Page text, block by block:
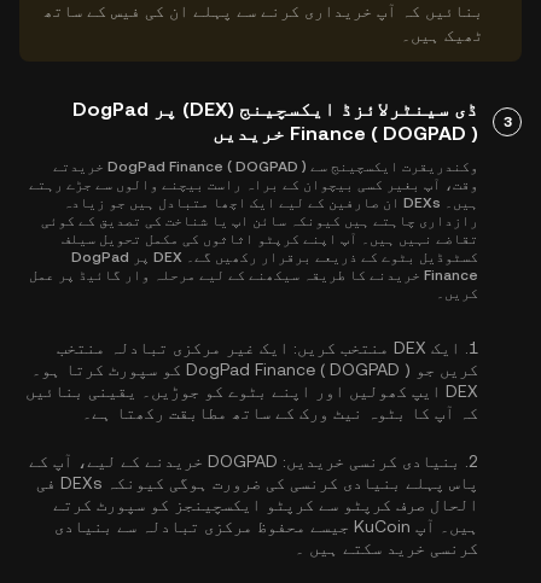
بنائیں کہ آپ خریداری کرنے سے پہلے ان کی فیس کے ساتھ
ٹھیک ہیں۔
3
ڈی سینٹرلائزڈ ایکسچینج (DEX) پر DogPad
Finance ( DOGPAD ) خریدیں
وکندریقرت ایکسچینج سے DogPad Finance ( DOGPAD ) خریدتے
وقت، آپ بغیر کسی بیچوان کے براہ راست بیچنے والوں سے جڑے رہتے
ہیں۔ DEXs ان صارفین کے لیے ایک اچھا متبادل ہیں جو زیادہ
رازداری چاہتے ہیں کیونکہ سائن اپ یا شناخت کی تصدیق کے کوئی
تقاضے نہیں ہیں۔ آپ اپنے کرپٹو اثاثوں کی مکمل تحویل سیلف
کسٹوڈیل بٹوے کے ذریعے برقرار رکھیں گے۔ DEX پر DogPad
Finance خریدنے کا طریقہ سیکھنے کے لیے مرحلہ وار گائیڈ پر عمل
کریں۔
1. ایک DEX منتخب کریں:
ایک غیر مرکزی تبادلہ منتخب
کریں جو DogPad Finance ( DOGPAD ) کو سپورٹ کرتا ہو۔
DEX ایپ کھولیں اور اپنے بٹوے کو جوڑیں۔ یقینی بنائیں
کہ آپ کا بٹوہ نیٹ ورک کے ساتھ مطابقت رکھتا ہے۔
2. بنیادی کرنسی خریدیں:
DOGPAD خریدنے کے لیے، آپ کے
پاس پہلے بنیادی کرنسی کی ضرورت ہوگی کیونکہ DEXs فی
الحال صرف کرپٹو سے کرپٹو ایکسچینجز کو سپورٹ کرتے
ہیں۔ آپ KuCoin جیسے محفوظ مرکزی تبادلہ سے
بنیادی
کرنسی خرید سکتے ہیں